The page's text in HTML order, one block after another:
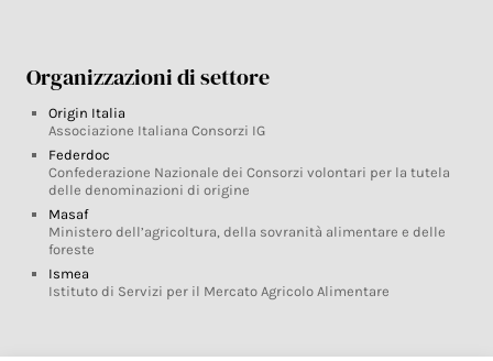
Organizzazioni di settore
Origin Italia
Associazione Italiana Consorzi IG
Federdoc
Confederazione Nazionale dei Consorzi volontari per la tutela
delle denominazioni di origine
Masaf
Ministero dell’agricoltura, della sovranità alimentare e delle
foreste
Ismea
Istituto di Servizi per il Mercato Agricolo Alimentare